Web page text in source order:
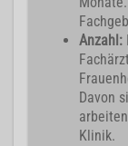
Anzahl:
Davon
Klinik.